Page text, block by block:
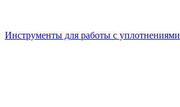
Инструменты для работы с уплотнениями